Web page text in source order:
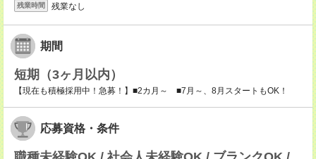
残業時間 残業なし
期間
短期（3ヶ月以内）
【現在も積極採用中！急募！】■2カ月～ ■7月～、8月スタートもOK！
応募資格・条件